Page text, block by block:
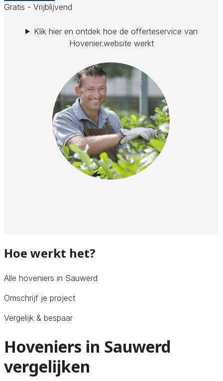
Gratis - Vrijblijvend
Klik hier en ontdek hoe de offerteservice van
Hovenier.website werkt
Hoe werkt het?
Alle hoveniers in Sauwerd
Omschrijf je project
Vergelijk & bespaar
Hoveniers in Sauwerd
vergelijken